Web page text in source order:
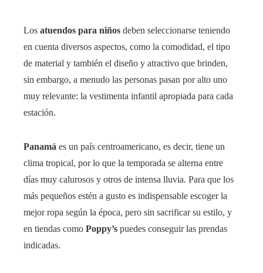
Los atuendos para niños deben seleccionarse teniendo
en cuenta diversos aspectos, como la comodidad, el tipo
de material y también el diseño y atractivo que brinden,
sin embargo, a menudo las personas pasan por alto uno
muy relevante: la vestimenta infantil apropiada para cada
estación.
Panamá es un país centroamericano, es decir, tiene un
clima tropical, por lo que la temporada se alterna entre
días muy calurosos y otros de intensa lluvia. Para que los
más pequeños estén a gusto es indispensable escoger la
mejor ropa según la época, pero sin sacrificar su estilo, y
en tiendas como Poppy’s puedes conseguir las prendas
indicadas.